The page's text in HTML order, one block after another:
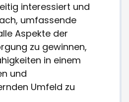
interessiert und
umfassende
Aspekte der
zu gewinnen,
in einem
und
Umfeld zu